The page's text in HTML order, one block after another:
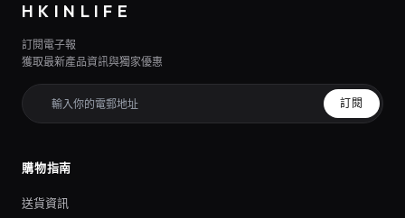
HKINLIFE
訂閱電子報
獲取最新產品資訊與獨家優惠
訂閱
購物指南
送貨資訊